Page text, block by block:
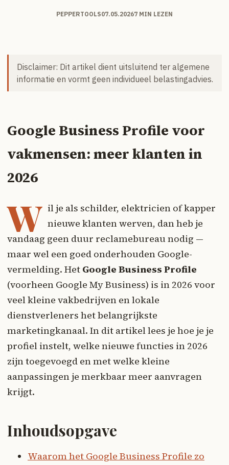
PEPPERTOOLS07.05.20267 MIN LEZEN
Disclaimer: Dit artikel dient uitsluitend ter algemene
informatie en vormt geen individueel belastingadvies.
Google Business Profile voor
vakmensen: meer klanten in
2026
W il je als schilder, elektricien of kapper
nieuwe klanten werven, dan heb je
vandaag geen duur reclamebureau nodig —
maar wel een goed onderhouden Google-
vermelding. Het Google Business Profile
(voorheen Google My Business) is in 2026 voor
veel kleine vakbedrijven en lokale
dienstverleners het belangrijkste
marketingkanaal. In dit artikel lees je hoe je je
profiel instelt, welke nieuwe functies in 2026
zijn toegevoegd en met welke kleine
aanpassingen je merkbaar meer aanvragen
krijgt.
Inhoudsopgave
Waarom het Google Business Profile zo